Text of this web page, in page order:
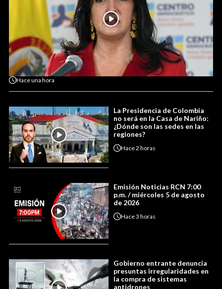
Haceuna hora
La Presidencia de Colombia
no será en la Casa de Nariño:
¿Dónde son las sedes en las
regiones?
Hace2 horas
Emisión Noticias RCN 7:00
p.m. / miércoles 5 de agosto
de 2026
Hace3 horas
Gobierno entrante denuncia
presuntas irregularidades en
la compra de sistemas
antidrones